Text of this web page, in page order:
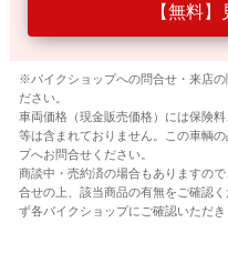
【無料
※バイクショップへの問合せ・来店
ださい。
車両価格（現金販売価格）には保険
等は含まれておりません。この車輌
プへお問合せください。
商談中・売約済の場合もありますの
合せの上、該当商品の有無をご確認
ず各バイクショップにご確認いただき